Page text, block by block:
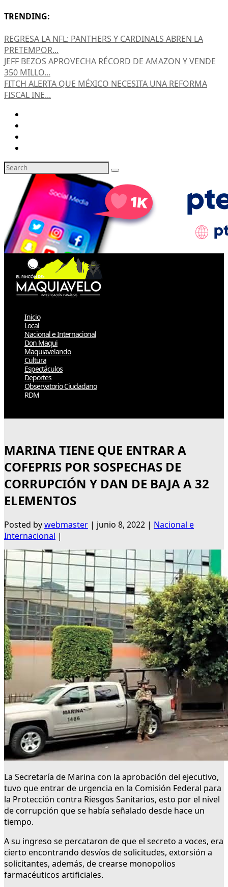
TRENDING:
REGRESA LA NFL: PANTHERS Y CARDINALS ABREN LA
PRETEMPOR...
JEFF BEZOS APROVECHA RÉCORD DE AMAZON Y VENDE
350 MILLO...
FITCH ALERTA QUE MÉXICO NECESITA UNA REFORMA
FISCAL INE...
Inicio
Local
Nacional e Internacional
Don Maqui
Maquiavelando
Cultura
Espectáculos
Deportes
Observatorio Ciudadano
RDM
MARINA TIENE QUE ENTRAR A
COFEPRIS POR SOSPECHAS DE
CORRUPCIÓN Y DAN DE BAJA A 32
ELEMENTOS
Posted bywebmaster | junio 8, 2022 | Nacional e
Internacional |
La Secretaría de Marina con la aprobación del ejecutivo,
tuvo que entrar de urgencia en la Comisión Federal para
la Protección contra Riesgos Sanitarios, esto por el nivel
de corrupción que se había señalado desde hace un
tiempo.
A su ingreso se percataron de que el secreto a voces, era
cierto encontrando desvíos de solicitudes, extorsión a
solicitantes, además, de crearse monopolios
farmacéuticos artificiales.